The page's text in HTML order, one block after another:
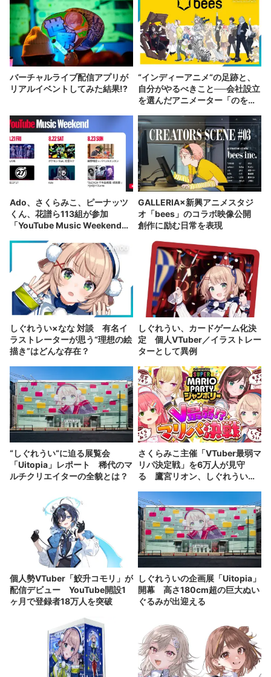
バーチャルライブ配信アプリが
リアルイベントしてみた結果!?
“インディーアニメ“の足跡と、
自分がやるべきこと──会社設立
を選んだアニメーター「のを
Ado、さくらみこ、ピーナッツ
くん、花譜ら113組が参加
「YouTube Music Weekend」
GALLERIA×新興アニメスタジ
オ「bees」のコラボ映像公開
創作に励む日常を表現
しぐれうい×なな 対談 有名イ
ラストレーターが思う“理想の絵
描き”はどんな存在？
しぐれうい、カードゲーム化決
定 個人VTuber／イラストレー
ターとして異例
“しぐれうい“に迫る展覧会
「Uitopia」レポート 稀代のマ
ルチクリエイターの全貌とは？
さくらみこ主催「VTuber最弱マ
リパ決定戦」を6万人が見守
る 鷹宮リオン、しぐれうい、
個人勢VTuber「鮫升コモリ」が
配信デビュー YouTube開設1
ヶ月で登録者18万人を突破
しぐれういの企画展「Uitopia」
開幕 高さ180cm超の巨大ぬい
ぐるみが出迎える